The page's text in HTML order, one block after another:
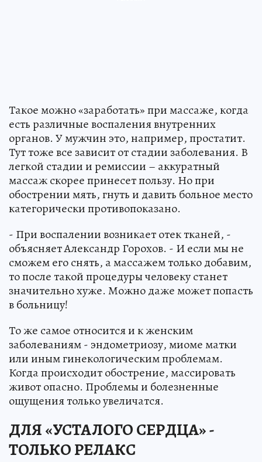
Такое можно «заработать» при массаже, когда
есть различные воспаления внутренних
органов. У мужчин это, например, простатит.
Тут тоже все зависит от стадии заболевания. В
легкой стадии и ремиссии – аккуратный
массаж скорее принесет пользу. Но при
обострении мять, гнуть и давить больное место
категорически противопоказано.
- При воспалении возникает отек тканей, -
объясняет Александр Горохов. - И если мы не
сможем его снять, а массажем только добавим,
то после такой процедуры человеку станет
значительно хуже. Можно даже может попасть
в больницу!
То же самое относится и к женским
заболеваниям - эндометриозу, миоме матки
или иным гинекологическим проблемам.
Когда происходит обострение, массировать
живот опасно. Проблемы и болезненные
ощущения только увеличатся.
ДЛЯ «УСТАЛОГО СЕРДЦА» -
ТОЛЬКО РЕЛАКС